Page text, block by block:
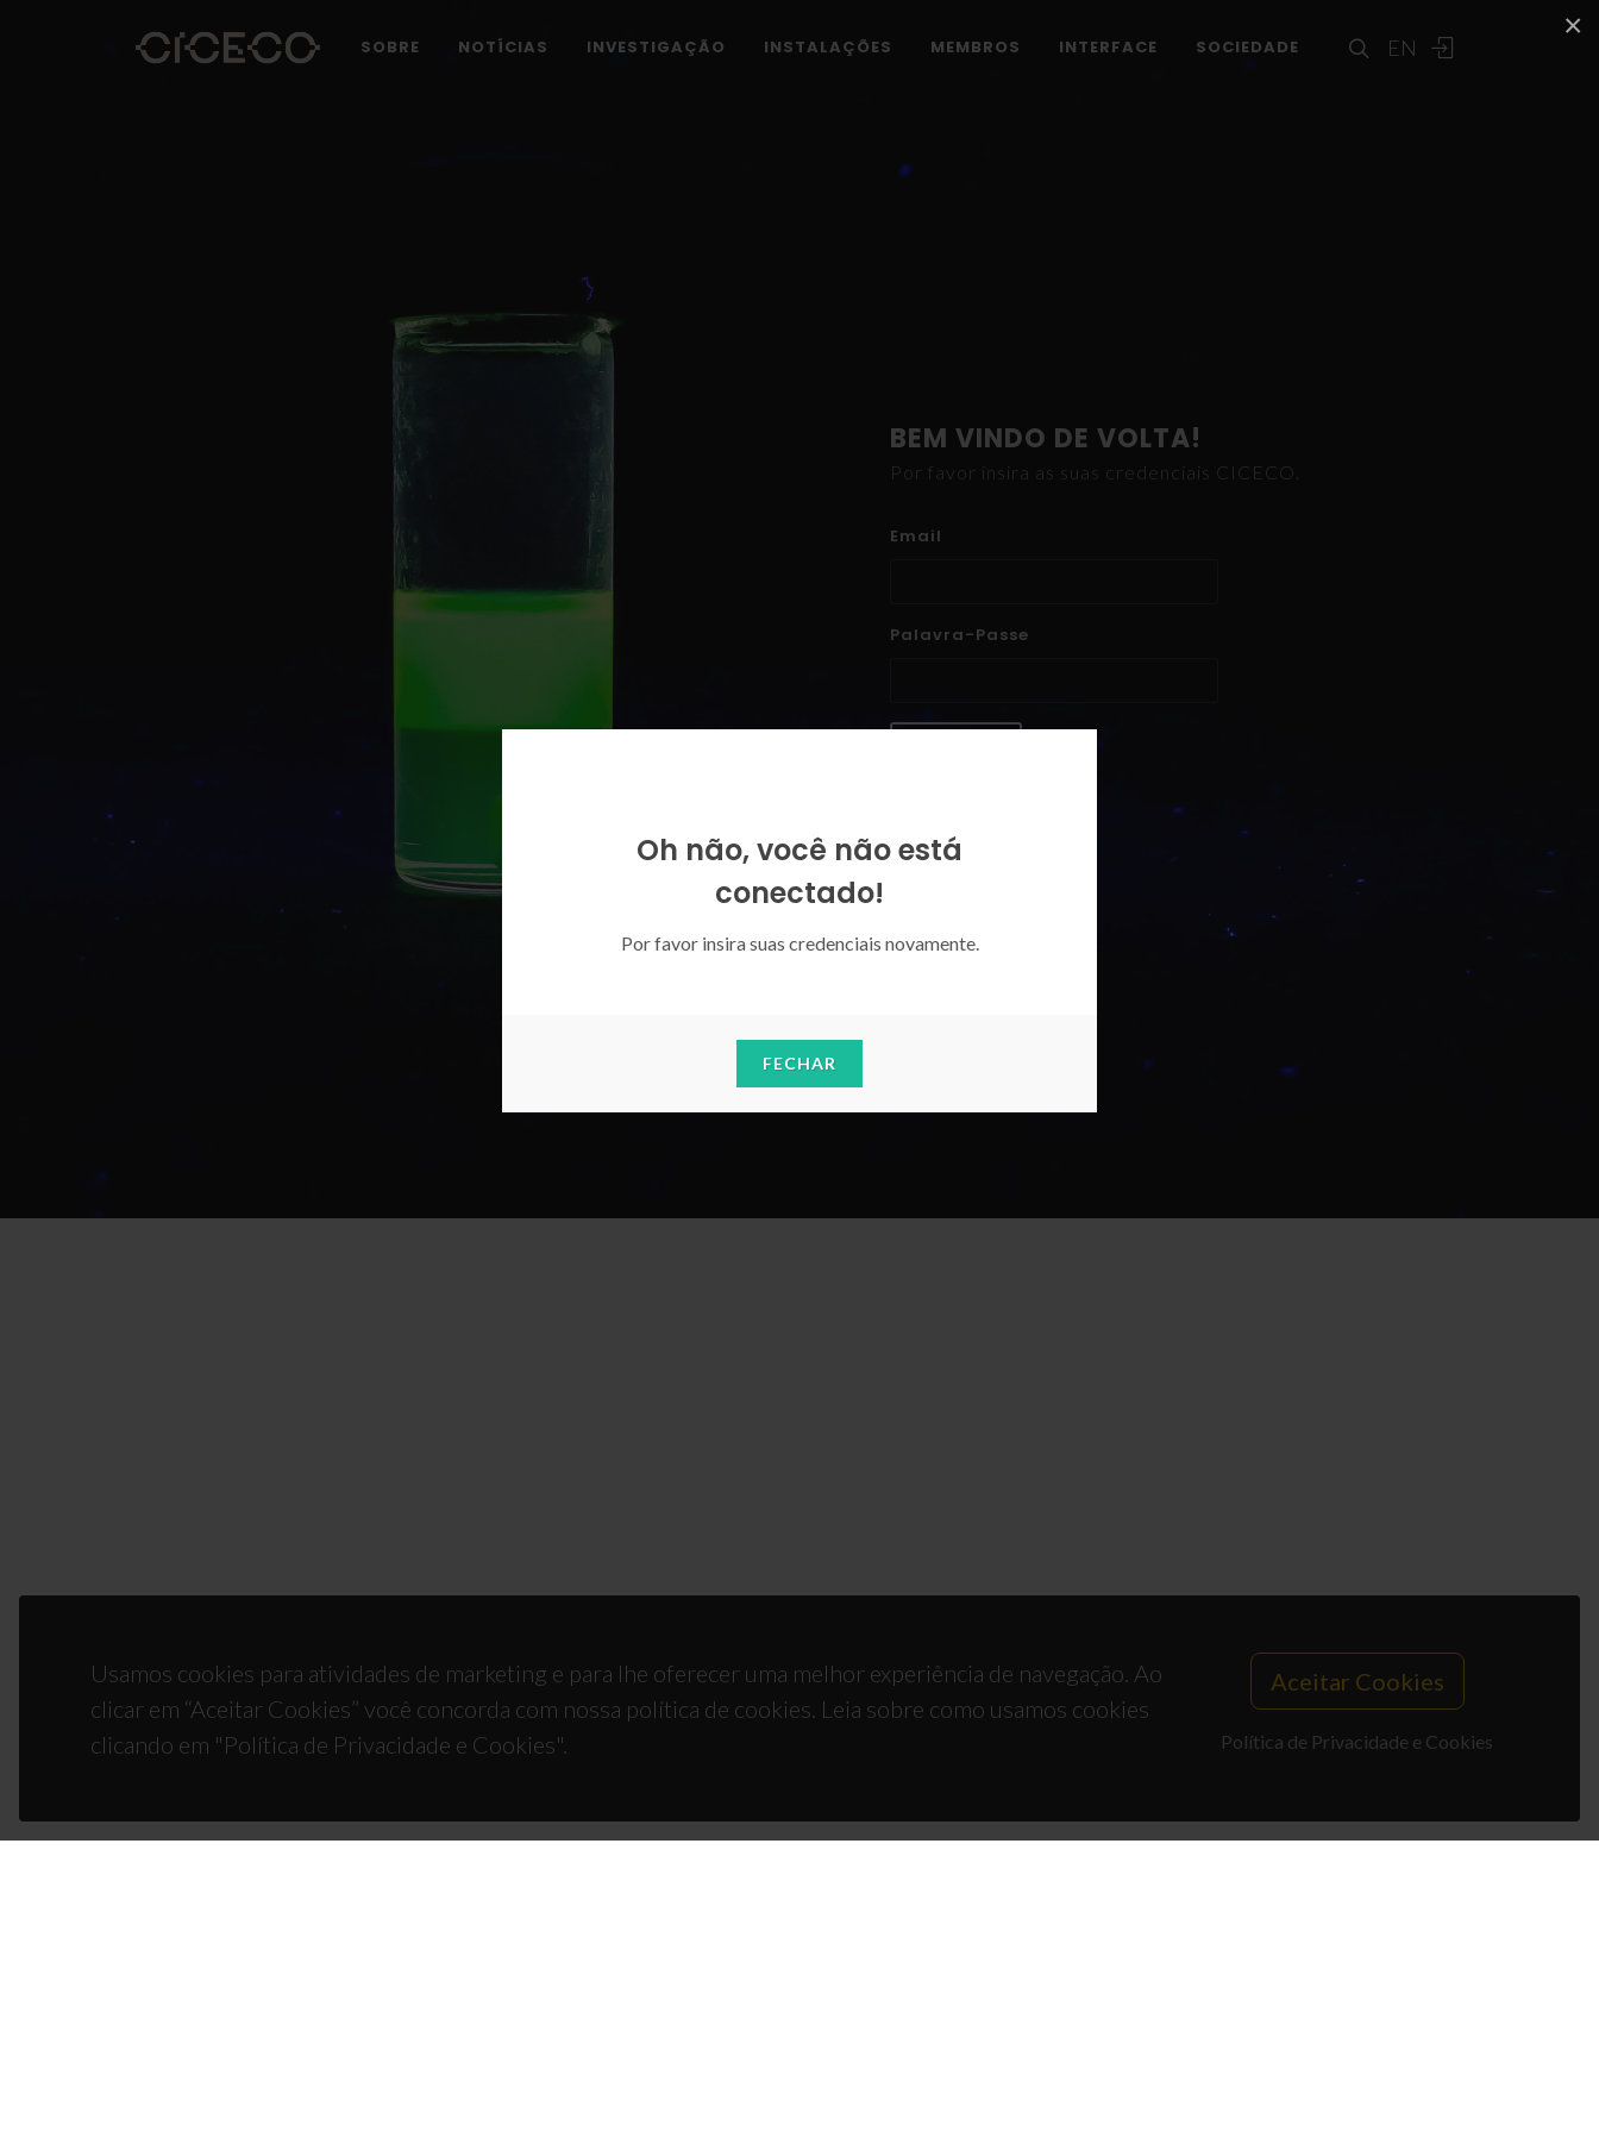
Oh não, você não está
conectado!
Por favor insira suas credenciais novamente.
FECHAR
×
EN
SOBRE NOTÍCIAS INVESTIGAÇÃO INSTALAÇÕES MEMBROS INTERFACE SOCIEDADE
BEM VINDO DE VOLTA!
Por favor insira as suas credenciais CICECO.
Email
Palavra-Passe
Usamos cookies para atividades de marketing e para lhe oferecer uma melhor experiência de navegação. Ao
clicar em “Aceitar Cookies” você concorda com nossa política de cookies. Leia sobre como usamos cookies
clicando em "Política de Privacidade e Cookies".
Aceitar Cookies
Política de Privacidade e Cookies